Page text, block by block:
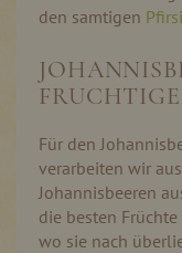
den samtigen
Für den
verarbeiten wir
Johannisbeeren
die besten
wo sie nach